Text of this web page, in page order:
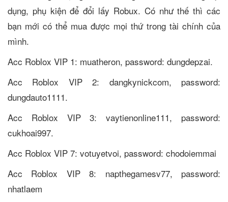
dụng, phụ kiện để đổi lấy Robux. Có như thế thì các
bạn mới có thể mua được mọi thứ trong tài chính của
mình.
Acc Roblox VIP 1: muatheron, password: dungdepzai.
Acc Roblox VIP 2: dangkynickcom, password:
dungdauto1111.
Acc Roblox VIP 3: vaytienonline111, password:
cukhoai997.
Acc Roblox VIP 7: votuyetvoi, password: chodoiemmai
Acc Roblox VIP 8: napthegamesv77, password:
nhatlaem